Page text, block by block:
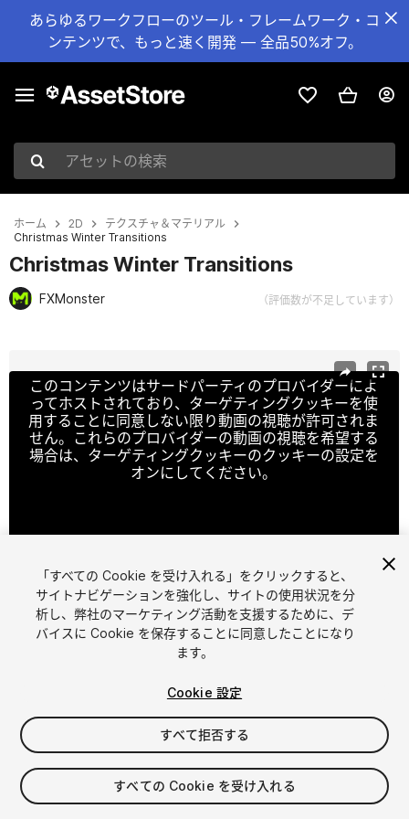
あらゆるワークフローのツール・フレームワーク・コ
ンテンツで、もっと速く開発 — 全品50%オフ。
アセットの検索
ホーム 2D
テクスチャ＆マテリアル
Christmas Winter Transitions
Christmas Winter Transitions
FXMonster （評価数が不足しています）
このコンテンツはサードパーティのプロバイダーによ
ってホストされており、ターゲティングクッキーを使
用することに同意しない限り動画の視聴が許可されま
せん。これらのプロバイダーの動画の視聴を希望する
場合は、ターゲティングクッキーのクッキーの設定を
オンにしてください。
1 /2
$29.99
消費税は決済時に計算されます
「すべての Cookie を受け入れる」をクリックすると、
サイトナビゲーションを強化し、サイトの使用状況を分
析し、弊社のマーケティング活動を支援するために、デ
バイスに Cookie を保存することに同意したことになり
ます。
Cookie 設定
すべて拒否する
すべての Cookie を受け入れる